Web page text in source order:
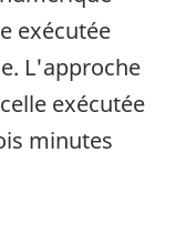
exécutée
L'approche
exécutée
minutes